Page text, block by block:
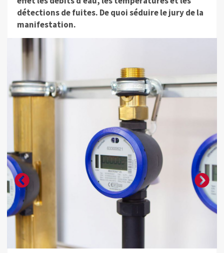
détections de fuites. De quoi séduire le jury de la
manifestation.